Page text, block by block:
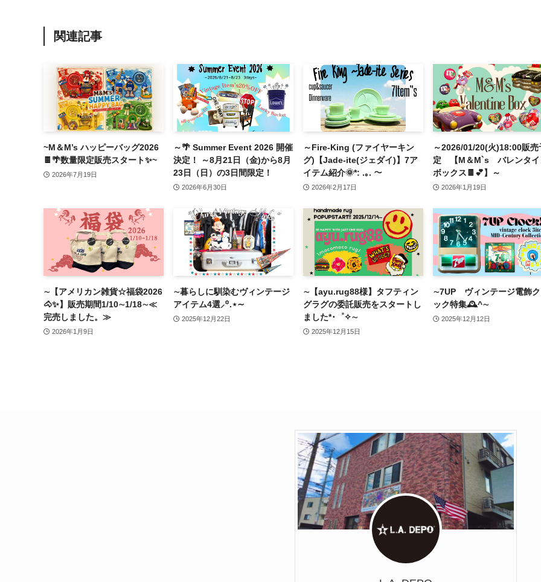
関連記事
~M＆M’s ハッピーバッグ2026
🍫🌴数量限定販売スタート✨~
2026年7月19日
～🌴 Summer Event 2026 開催
決定！ ～8月21日（金)から8月
23日（日）の3日間限定！
2026年6月30日
～Fire-King (ファイヤーキン
グ)【Jade-ite(ジェダイ)】7ア
イテム紹介🌞*: .｡. ～
2026年2月17日
～2026/01/20(火)18:00販売
定 【M＆M`s バレンタイ
ボックス🍫💕】～
2026年1月19日
∼【アメリカン雑貨☆福袋2026
🐴✨】販売期間1/10∼1/18∼≪
完売しました。≫
2026年1月9日
∼暮らしに馴染むヴィンテージ
アイテム4選⸝꙳.⋆∼
2025年12月22日
∼【ayu.rug88様】タフティン
グラグの委託販売をスタートし
ました*･゜✧∼
2025年12月15日
∼7UP ヴィンテージ電飾ク
ック特集🕰^∼
2025年12月12日